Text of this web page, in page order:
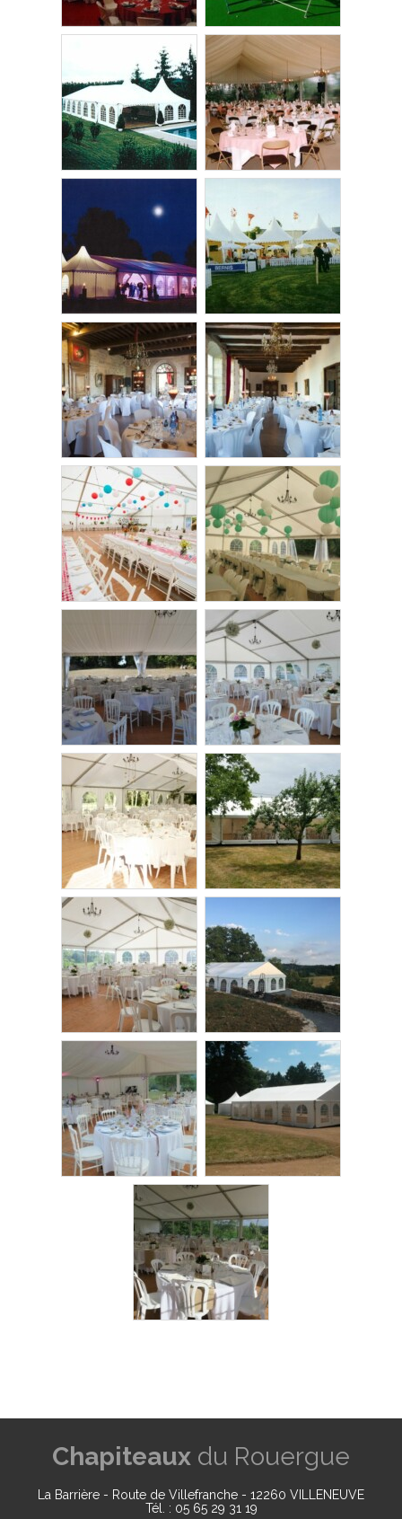
Chapiteaux du Rouergue
La Barrière - Route de Villefranche - 12260 VILLENEUVE
Tél. : 05 65 29 31 19